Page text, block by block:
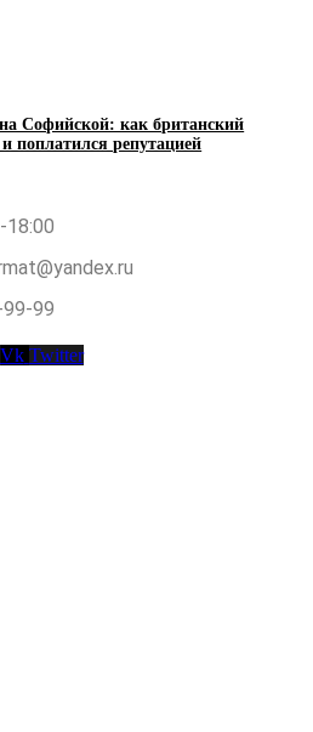
Софийской: как британский
поплатился репутацией
99
Vk Twitter